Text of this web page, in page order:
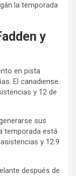
la temporada
y
en pista
El canadiense
y 12 de
sus
temporada está
y 12.9
después de